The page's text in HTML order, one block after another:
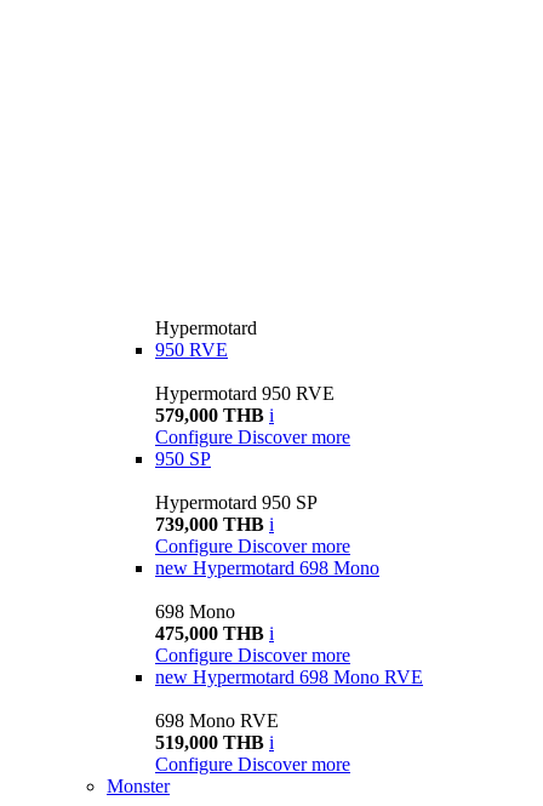
Hypermotard
950 RVE
Hypermotard 950 RVE
579,000 THB i
Configure Discover more
950 SP
Hypermotard 950 SP
739,000 THB i
Configure Discover more
new Hypermotard 698 Mono
698 Mono
475,000 THB i
Configure Discover more
new Hypermotard 698 Mono RVE
698 Mono RVE
519,000 THB i
Configure Discover more
Monster